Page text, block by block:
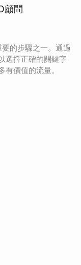
顧問
的步驟之一。通過
選擇正確的關鍵字
價值的流量。